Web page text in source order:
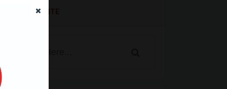
SEARCH WEBSITE